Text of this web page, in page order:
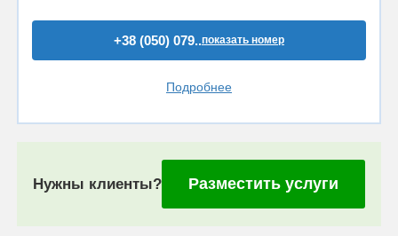
+38 (050) 079..показать номер
Подробнее
Нужны клиенты? Разместить услуги